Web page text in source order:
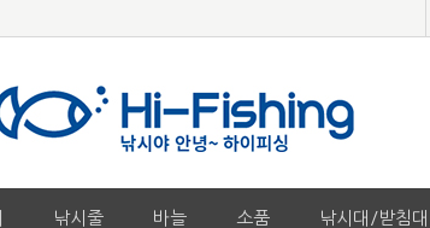
낚시줄 바늘 소품 낚시대/받침대